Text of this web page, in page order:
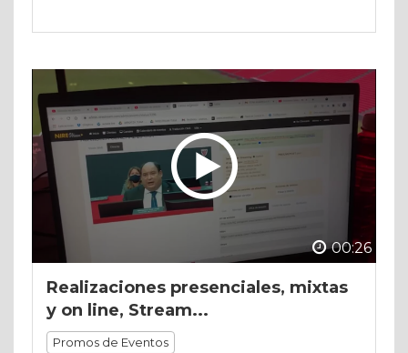
00:26
Realizaciones presenciales, mixtas
y on line, Stream...
Promos de Eventos